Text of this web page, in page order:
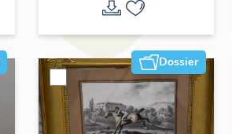
Dossier